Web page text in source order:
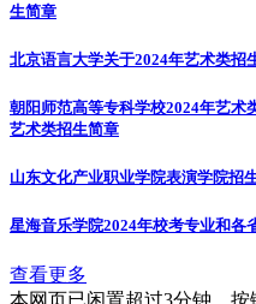
生简章
北京语言大学关于2024年艺术类招
朝阳师范高等专科学校2024年艺术
艺术类招生简章
山东文化产业职业学院表演学院招
星海音乐学院2024年校考专业和各
查看更多